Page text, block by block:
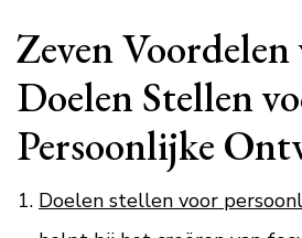
Zeven Voordelen
Doelen Stellen
Persoonlijke
Doelen stellen voor